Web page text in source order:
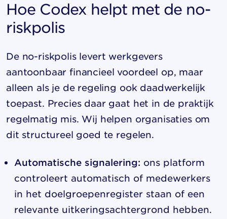
Hoe Codex helpt met de no-
riskpolis
De no-riskpolis levert werkgevers
aantoonbaar financieel voordeel op, maar
alleen als je de regeling ook daadwerkelijk
toepast. Precies daar gaat het in de praktijk
regelmatig mis. Wij helpen organisaties om
dit structureel goed te regelen.
Automatische signalering: ons platform
controleert automatisch of medewerkers
in het doelgroepenregister staan of een
relevante uitkeringsachtergrond hebben.